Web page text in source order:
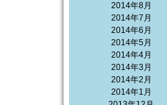
2014年8月
2014年7月
2014年6月
2014年5月
2014年4月
2014年3月
2014年2月
2014年1月